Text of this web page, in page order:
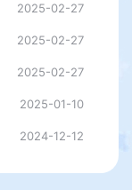
2025-02-27
2025-02-27
2025-02-27
2025-01-10
2024-12-12